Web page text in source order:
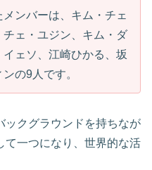
ンバーは、キム・チェ
ェ・ユジン、キム・ダ
ェソ、江崎ひかる、坂
の9人です。
ックグラウンドを持ちなが
て一つになり、世界的な活